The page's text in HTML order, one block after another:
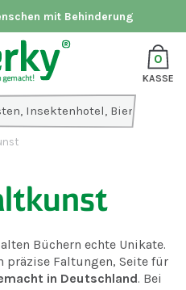
mit Behinderung
0
KASSE
Büchern echte Unikate.
präzise Faltungen, Seite für
in Deutschland. Bei